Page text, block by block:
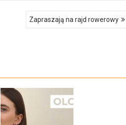
Zapraszają na rajd rowerowy